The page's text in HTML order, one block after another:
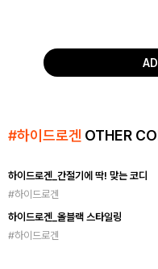
#하이드로겐 OTHER
하이드로겐_간절기에 딱! 맞는 코디
#하이드로겐
하이드로겐_올블랙 스타일링
#하이드로겐